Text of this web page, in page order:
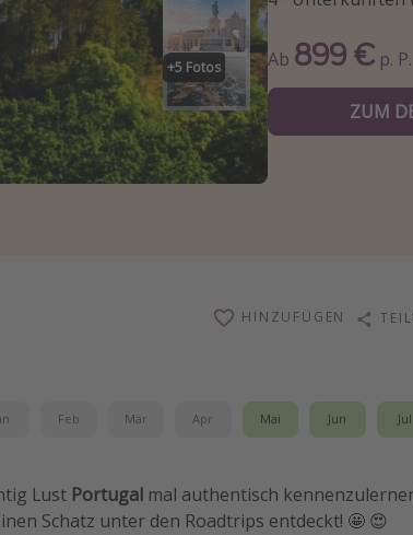
+5 Fotos Ab 899 € p. P.
ZUM
HINZUFÜGEN
Feb Mär Apr Mai Jun Jul
Lust Portugal mal authentisch
Schatz unter den Roadtrips entdeckt! 🤩 😍